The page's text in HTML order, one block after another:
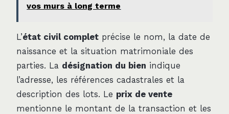
vos murs à long terme
L’état civil complet précise le nom, la date de
naissance et la situation matrimoniale des
parties. La désignation du bien indique
l’adresse, les références cadastrales et la
description des lots. Le prix de vente
mentionne le montant de la transaction et les